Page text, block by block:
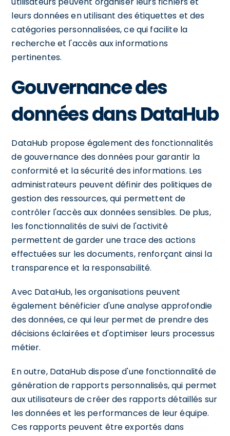
leurs données en utilisant des étiquettes et des
catégories personnalisées, ce qui facilite la
recherche et l'accès aux informations
pertinentes.
Gouvernance des
données dans DataHub
DataHub propose également des fonctionnalités
de gouvernance des données pour garantir la
conformité et la sécurité des informations. Les
administrateurs peuvent définir des politiques de
gestion des ressources, qui permettent de
contrôler l'accès aux données sensibles. De plus,
les fonctionnalités de suivi de l'activité
permettent de garder une trace des actions
effectuées sur les documents, renforçant ainsi la
transparence et la responsabilité.
Avec DataHub, les organisations peuvent
également bénéficier d'une analyse approfondie
des données, ce qui leur permet de prendre des
décisions éclairées et d'optimiser leurs processus
métier.
En outre, DataHub dispose d'une fonctionnalité de
génération de rapports personnalisés, qui permet
aux utilisateurs de créer des rapports détaillés sur
les données et les performances de leur équipe.
Ces rapports peuvent être exportés dans